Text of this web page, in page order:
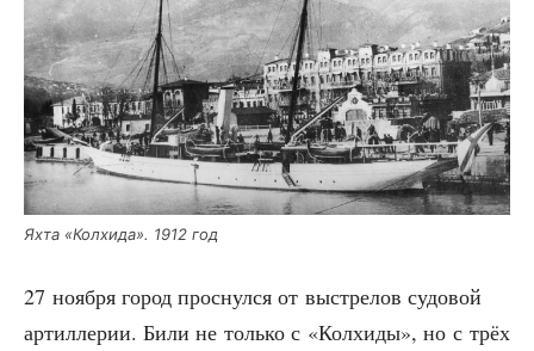
Яхта «Кол­хи­да». 1912 год
27 нояб­ря город проснул­ся от выстре­лов судо­вой
артил­ле­рии. Били не толь­ко с «Кол­хи­ды», но с трёх